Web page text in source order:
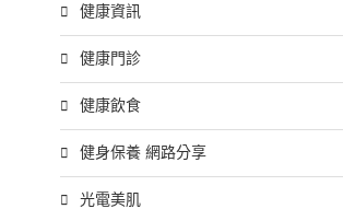
健康資訊
健康門診
健康飲食
健身保養 網路分享
光電美肌